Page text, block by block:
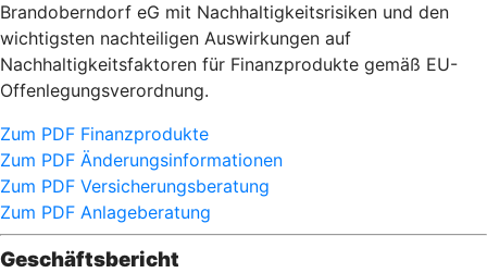
Brandoberndorf eG mit Nachhaltigkeitsrisiken und den
wichtigsten nachteiligen Auswirkungen auf
Nachhaltigkeitsfaktoren für Finanzprodukte gemäß EU-
Offenlegungsverordnung.
Zum PDF Finanzprodukte
Zum PDF Änderungsinformationen
Zum PDF Versicherungsberatung
Zum PDF Anlageberatung
Geschäftsbericht